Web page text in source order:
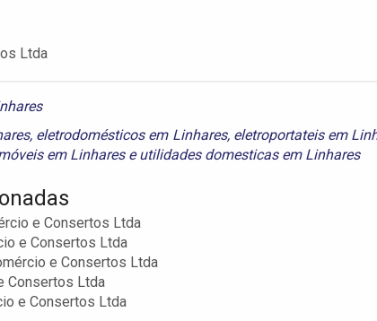
Ltda
, eletrodomésticos em Linhares, eletroportateis em
em Linhareseutilidades domesticas em Linhares
e Consertos Ltda
e Consertos Ltda
e Consertos Ltda
Consertos Ltda
e Consertos Ltda